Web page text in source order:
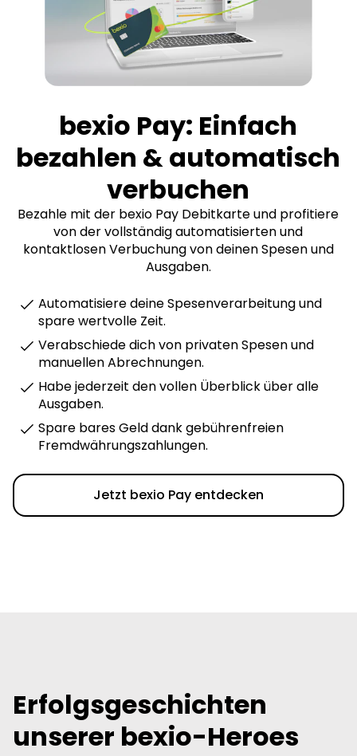
bexio Pay: Einfach
bezahlen & automatisch
verbuchen
Bezahle mit der bexio Pay Debitkarte und profitiere
von der vollständig automatisierten und
kontaktlosen Verbuchung von deinen Spesen und
Ausgaben.
Automatisiere deine Spesenverarbeitung und
spare wertvolle Zeit.
Verabschiede dich von privaten Spesen und
manuellen Abrechnungen.
Habe jederzeit den vollen Überblick über alle
Ausgaben.
Spare bares Geld dank gebührenfreien
Fremdwährungszahlungen.
Jetzt bexio Pay entdecken
Erfolgsgeschichten
unserer bexio-Heroes